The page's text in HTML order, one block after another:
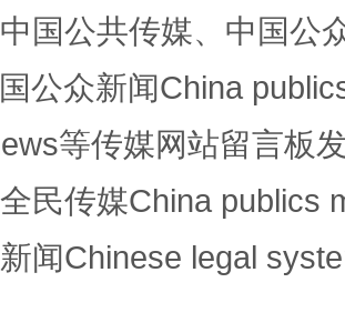
技园优化重塑工作
国公共传媒、中国公
公众新闻China
等传媒网站留言板
民传媒China publics
闻Chinese legal